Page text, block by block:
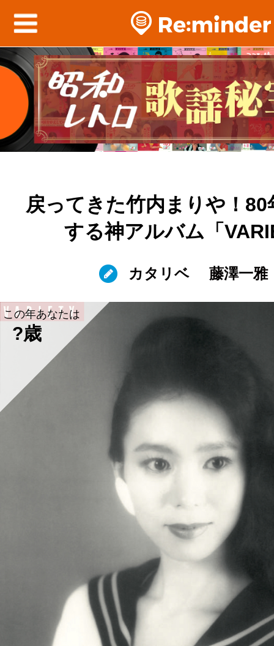
戻ってきた竹内まりや！80
する神アルバム「
カタリベ 藤澤一雅
この年あなたは
?歳